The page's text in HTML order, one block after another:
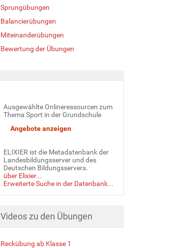
Sprungübungen
Balancierübungen
Miteinanderübungen
Bewertung der Übungen
Ausgewählte Onlineressourcen zum
Thema Sport in der Grundschule
ELIXIER ist die Metadatenbank der
Landesbildungsserver und des
Deutschen Bildungsservers.
über Elixier...
Erweiterte Suche in der Datenbank...
Videos zu den Übungen
Reckübung ab Klasse 1